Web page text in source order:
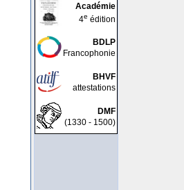
Académie
4e édition
BDLP
Francophonie
BHVF
attestations
DMF
(1330 - 1500)